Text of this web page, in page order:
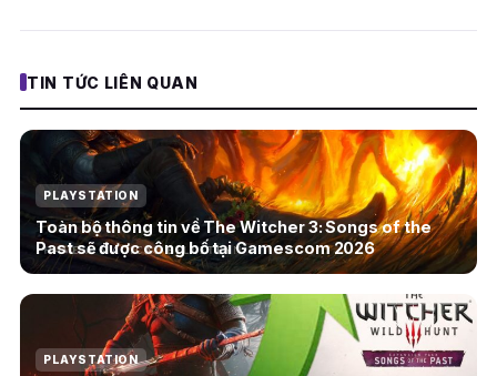
TIN TỨC LIÊN QUAN
PLAYSTATION
Toàn bộ thông tin về The Witcher 3: Songs of the
Past sẽ được công bố tại Gamescom 2026
PLAYSTATION